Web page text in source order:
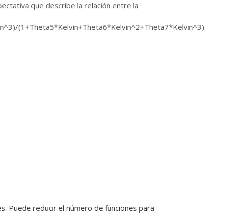
que describe la relación entre la
(1+Theta5*Kelvin+Theta6*Kelvin^2+Theta7*Kelvin^3).
Puede reducir el número de funciones para